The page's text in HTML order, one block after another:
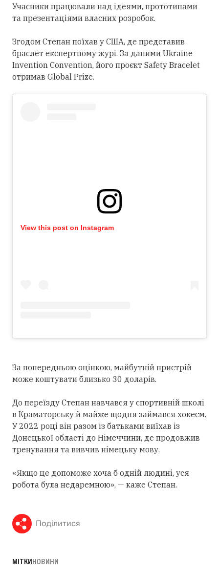
Учасники працювали над ідеями, прототипами
та презентаціями власних розробок.
Згодом Степан поїхав у США, де представив
браслет експертному журі. За даними Ukraine
Invention Convention, його проєкт Safety Bracelet
отримав Global Prize.
View this post on Instagram
За попередньою оцінкою, майбутній пристрій
може коштувати близько 30 доларів.
До переїзду Степан навчався у спортивній школі
в Краматорську й майже щодня займався хокеєм.
У 2022 році він разом із батьками виїхав із
Донецької області до Німеччини, де продовжив
тренування та вивчив німецьку мову.
«Якщо це допоможе хоча б одній людині, уся
робота була недаремною», — каже Степан.
Поділитися
МІТКИНОВИНИ